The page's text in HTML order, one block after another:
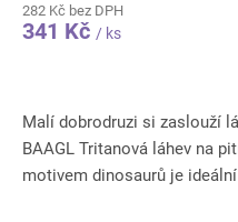
282 Kč bez DPH
341 Kč / ks
Malí dobrodruzi si zaslouží
BAAGL Tritanová láhev na
motivem dinosaurů je